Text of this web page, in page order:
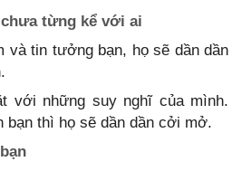
từng kể với ai
và tin tưởng bạn, họ sẽ dần dần
với những suy nghĩ của mình.
bạn thì họ sẽ dần dần cởi mở.